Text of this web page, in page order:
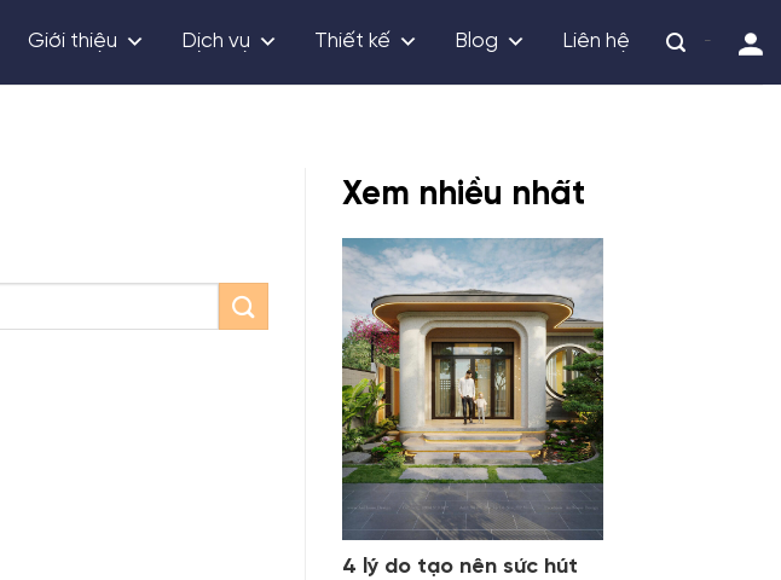
Giới thiệu Dịch vụ Thiết kế Blog Liên hệ -
Xem nhiều nhất
4 lý do tạo nên sức hút